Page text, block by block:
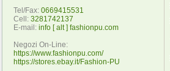
Tel/Fax: 0669415531
Cell: 3281742137
E-mail: info [ alt ] fashionpu.com
Negozi On-Line:
https://www.fashionpu.com/
https://stores.ebay.it/Fashion-PU